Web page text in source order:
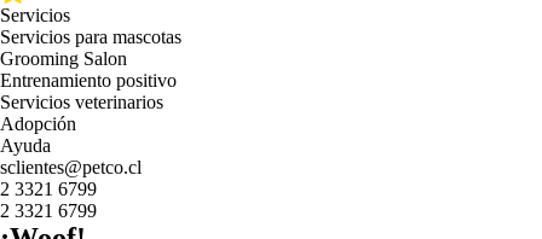
Servicios
Servicios para mascotas
Grooming Salon
Entrenamiento positivo
Servicios veterinarios
Adopción
Ayuda
sclientes@petco.cl
2 3321 6799
2 3321 6799